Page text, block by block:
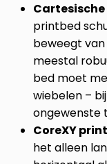
printbed
beweegt van
meestal
bed moet
wiebelen –
ongewenste
CoreXY
het alleen